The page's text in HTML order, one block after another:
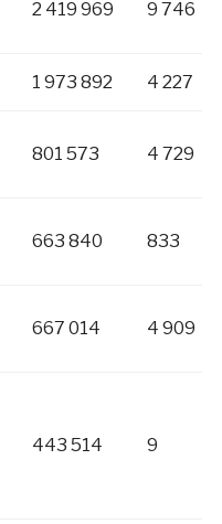
2 419 969 9 746
1 973 892 4 227
801 573 4 729
663 840 833
667 014 4 909
443 514 9